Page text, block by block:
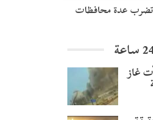
تضرب عدة محافظات
غاز